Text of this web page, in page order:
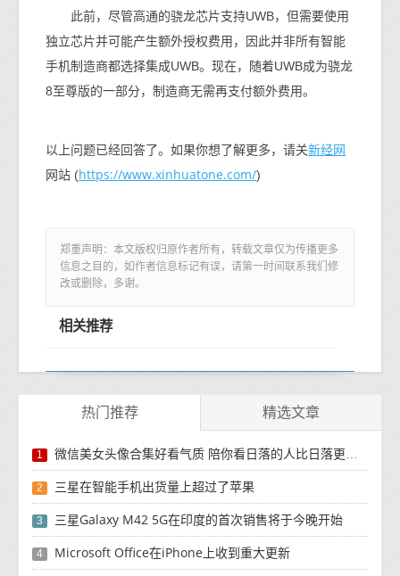
此前，尽管高通的骁龙芯片支持UWB，但需要使用
独立芯片并可能产生额外授权费用，因此并非所有智能
手机制造商都选择集成UWB。现在，随着UWB成为骁龙
8至尊版的一部分，制造商无需再支付额外费用。
以上问题已经回答了。如果你想了解更多，请关新经网
网站 (https://www.xinhuatone.com/)
郑重声明：本文版权归原作者所有，转载文章仅为传播更多
信息之目的，如作者信息标记有误，请第一时间联系我们修
改或删除，多谢。
相关推荐
热门推荐 精选文章
1 微信美女头像合集好看气质 陪你看日落的人比日落更浪漫
2 三星在智能手机出货量上超过了苹果
3 三星Galaxy M42 5G在印度的首次销售将于今晚开始
4 Microsoft Office在iPhone上收到重大更新